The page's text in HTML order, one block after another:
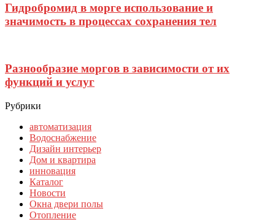
Гидробромид в морге использование и
значимость в процессах сохранения тел
Разнообразие моргов в зависимости от их
функций и услуг
Рубрики
автоматизация
Водоснабжение
Дизайн интерьер
Дом и квартира
инновация
Каталог
Новости
Окна двери полы
Отопление